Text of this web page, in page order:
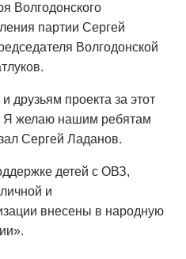
Волгодонского
партии Сергей
Волгодонской
друзьям проекта за этот
Я желаю нашим ребятам
Сергей Ладанов.
детей с ОВЗ,
и
внесены в народную